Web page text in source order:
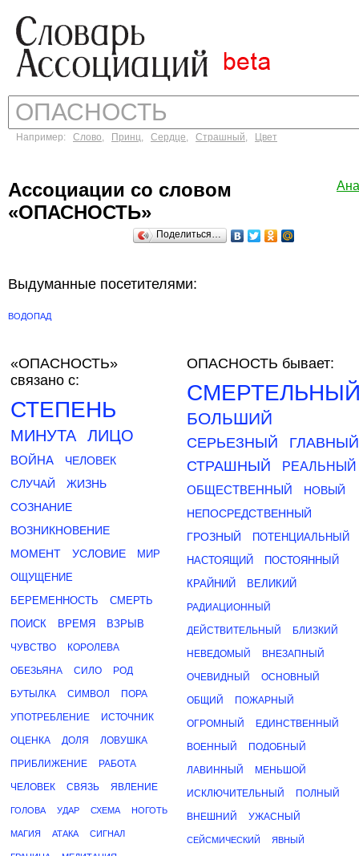
Например: Слово, Принц, Сердце, Страшный, Цвет
Ассоциации со словом
«ОПАСНОСТЬ»
Поделиться…
Выдуманные посетителями:
ВОДОПАД
«ОПАСНОСТЬ»
связано с:
СТЕПЕНЬ
МИНУТА ЛИЦО
ВОЙНА
ЧЕЛОВЕК
СЛУЧАЙ
ЖИЗНЬ
СОЗНАНИЕ
ВОЗНИКНОВЕНИЕ
МОМЕНТ
УСЛОВИЕ
МИР
ОЩУЩЕНИЕ
БЕРЕМЕННОСТЬ
СМЕРТЬ
ПОИСК
ВРЕМЯ ВЗРЫВ
ЧУВСТВО КОРОЛЕВА
ОБЕЗЬЯНА СИЛО РОД
БУТЫЛКА СИМВОЛ ПОРА
УПОТРЕБЛЕНИЕ ИСТОЧНИК
ОЦЕНКА ДОЛЯ ЛОВУШКА
ПРИБЛИЖЕНИЕ РАБОТА
ЧЕЛОВЕК СВЯЗЬ ЯВЛЕНИЕ
ГОЛОВА УДАР СХЕМА НОГОТЬ
МАГИЯ АТАКА СИГНАЛ
ОПАСНОСТЬ бывает:
БОЛЬШИЙ
СЕРЬЕЗНЫЙ
ГЛАВНЫЙ
СТРАШНЫЙ
РЕАЛЬНЫЙ
ОБЩЕСТВЕННЫЙ
НОВЫЙ
НЕПОСРЕДСТВЕННЫЙ
ГРОЗНЫЙ
ПОТЕНЦИАЛЬНЫЙ
НАСТОЯЩИЙ
ПОСТОЯННЫЙ
КРАЙНИЙ
ВЕЛИКИЙ
РАДИАЦИОННЫЙ
ДЕЙСТВИТЕЛЬНЫЙ БЛИЗКИЙ
НЕВЕДОМЫЙ ВНЕЗАПНЫЙ
ОЧЕВИДНЫЙ ОСНОВНЫЙ
ОБЩИЙ ПОЖАРНЫЙ
ОГРОМНЫЙ ЕДИНСТВЕННЫЙ
ВОЕННЫЙ ПОДОБНЫЙ
ЛАВИННЫЙ МЕНЬШОЙ
ИСКЛЮЧИТЕЛЬНЫЙ ПОЛНЫЙ
ВНЕШНИЙ УЖАСНЫЙ
СЕЙСМИЧЕСКИЙ ЯВНЫЙ